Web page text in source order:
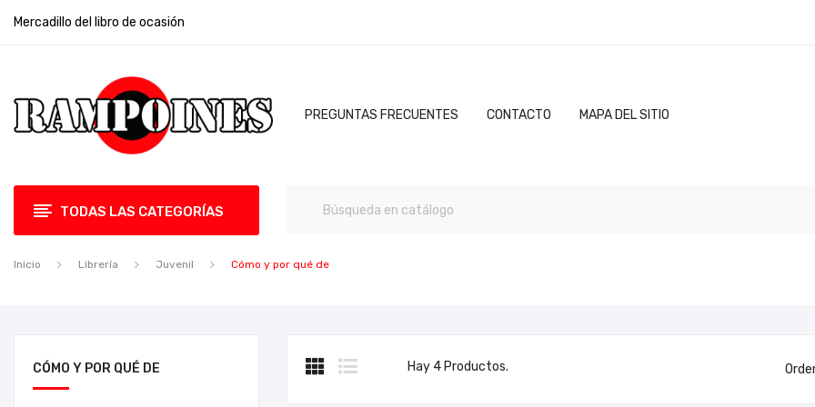
Mercadillo del libro de ocasión
PREGUNTAS FRECUENTES CONTACTO MAPA DEL SITIO
TODAS LAS CATEGORÍAS
Inicio Librería Juvenil Cómo y por qué de
CÓMO Y POR QUÉ DE Hay 4 Productos.